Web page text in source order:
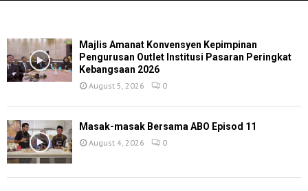
Majlis Amanat Konvensyen Kepimpinan
Pengurusan Outlet Institusi Pasaran Peringkat
Kebangsaan 2026
August 5, 2026 0
Masak-masak Bersama ABO Episod 11
August 4, 2026 0